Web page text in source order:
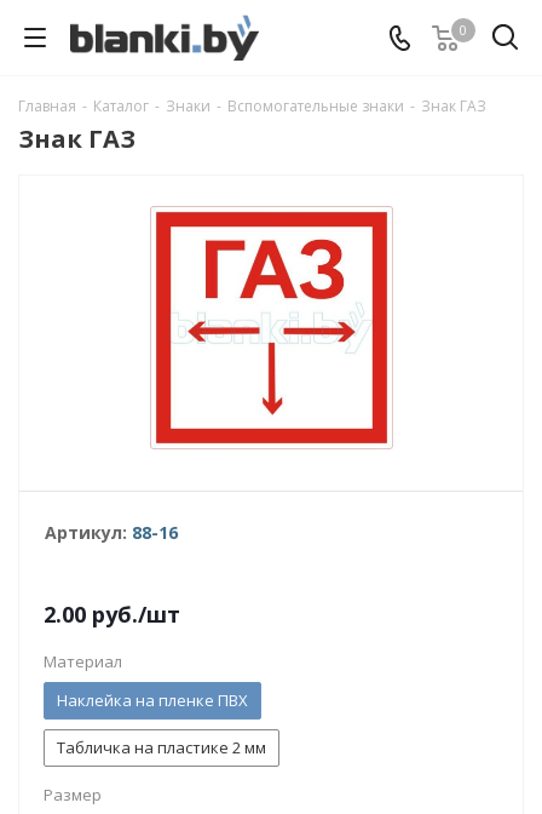
0
Главная - Каталог - Знаки - Вспомогательные знаки - Знак ГАЗ
Знак ГАЗ
Артикул: 88-16
2.00 руб./шт
Материал
Наклейка на пленке ПВХ
Табличка на пластике 2 мм
Размер